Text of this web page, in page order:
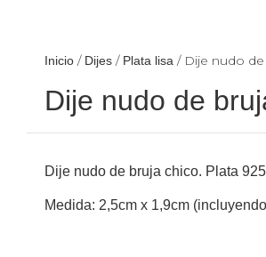
Inicio / Dijes / Plata lisa / Dije nudo
Dije nudo de
Dije nudo de bruja chico. Plata
Medida: 2,5cm x 1,9cm